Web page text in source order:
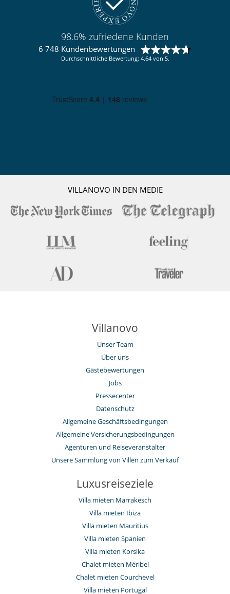
98.6% zufriedene Kunden
6 748 Kundenbewertungen
Durchschnittliche Bewertung: 4.64 von 5.
VILLANOVO IN DEN MEDIE
Villanovo
Unser Team
Über uns
Gästebewertungen
Jobs
Pressecenter
Datenschutz
Allgemeine Geschäftsbedingungen
Allgemeine Versicherungsbedingungen
Agenturen und Reiseveranstalter
Unsere Sammlung von Villen zum Verkauf
Luxusreiseziele
Villa mieten Marrakesch
Villa mieten Ibiza
Villa mieten Mauritius
Villa mieten Spanien
Villa mieten Korsika
Chalet mieten Méribel
Chalet mieten Courchevel
Villa mieten Portugal